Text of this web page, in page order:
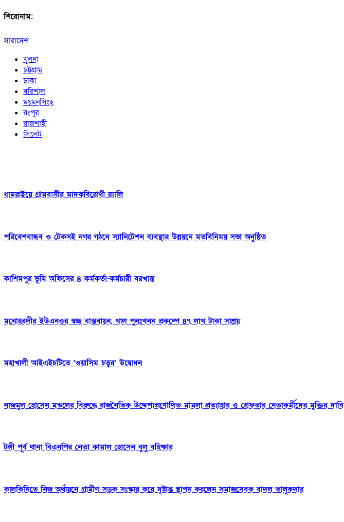
শিরোনাম:
সারাদেশ
খুলনা
চট্টগ্রাম
ঢাকা
বরিশাল
ময়মনসিংহ
রংপুর
রাজশাহী
সিলেট
ধামরাইয়ে গ্রামবাসীর মাদকবিরোধী র‍্যালি
পরিবেশবান্ধব ও টেকসই নগর গঠনে স্যানিটেশন ব্যবস্থার উন্নয়নে মতবিনিময় সভা অনুষ্ঠিত
কাশিমপুর ভূমি অফিসের ৪ কর্মকর্তা-কর্মচারী বরখাস্ত
মনোহরদীর ইউএনওর স্বচ্ছ বাস্তবায়ন, খাল পুনঃখনন প্রকল্পে ৪৭ লাখ টাকা সাশ্রয়
মহাখালী আইএইচটিতে ‘ওয়াসিম চত্বর’ উদ্বোধন
নাজমুল হোসেন মন্ডলের বিরুদ্ধে রাজনৈতিক উদ্দেশ্যপ্রণোদিত মামলা প্রত্যাহার ও গ্রেফতার নেতাকর্মীদের মুক্তির দাবি
টঙ্গী পূর্ব থানা বিএনপির নেতা কামাল হোসেন বুলু বহিষ্কার
কালকিনিতে নিজ অর্থায়নে গ্রামীণ সড়ক সংস্কার করে দৃষ্টান্ত স্থাপন করলেন সমাজসেবক বাদল তালুকদার